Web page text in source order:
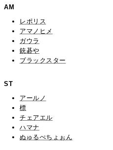
AM
レポリス
アマノヒメ
ガウラ
銃碁や
ブラックスター
ST
アールノ
標
チェアエル
ハマナ
ぬゅるぺちょぉん